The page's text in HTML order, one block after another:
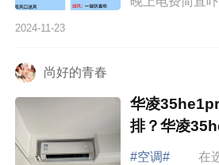
有了被这老式
2024-11-23
尚好的青春
华凌
排？华凌
n8he1pro区
#空调#
在选